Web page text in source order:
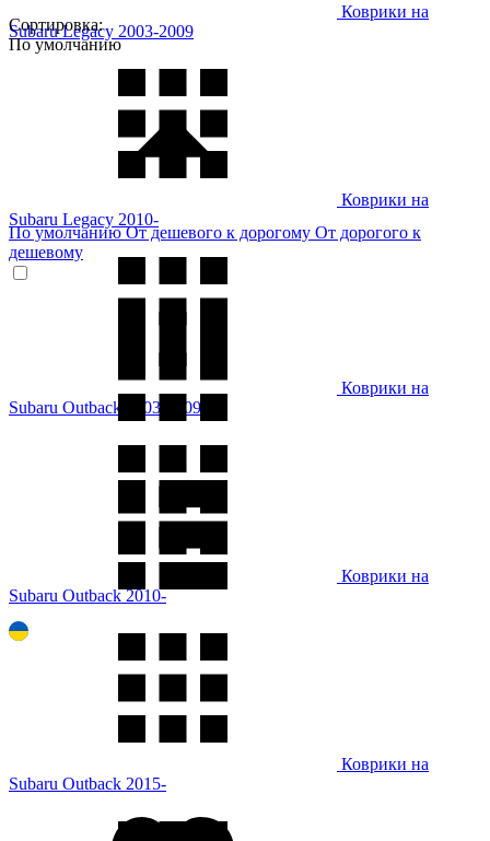
Коврики на
Subaru Legacy 2003-2009
Коврики на
Subaru Legacy 2010-
Коврики на
Subaru Outback 2003-2009
Коврики на
Subaru Outback 2010-
Коврики на
Subaru Outback 2015-
Сортировка:
По умолчанию
По умолчаниюОт дешевого к дорогому От дорогого к
дешевому